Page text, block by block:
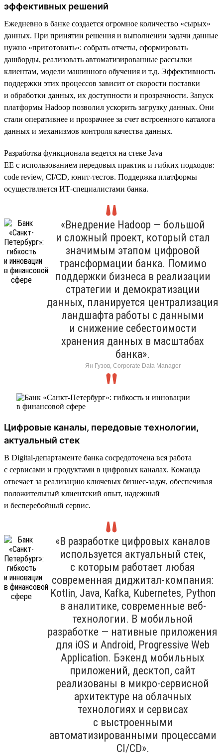
эффективных решений
Ежедневно в банке создается огромное количество «сырых»
данных. При принятии решения и выполнении задачи данные
нужно «приготовить»: собрать отчеты, сформировать
дашборды, реализовать автоматизированные рассылки
клиентам, модели машинного обучения и т.д. Эффективность
поддержки этих процессов зависит от скорости поставки
и обработки данных, их доступности и прозрачности. Запуск
платформы Hadoop позволил ускорить загрузку данных. Они
стали оперативнее и прозрачнее за счет встроенного каталога
данных и механизмов контроля качества данных.
Разработка функционала ведется на стеке Java
EE с использованием передовых практик и гибких подходов:
code review, CI/CD, юнит-тестов. Поддержка платформы
осуществляется ИТ-специалистами банка.
«Внедрение Hadoop — большой
и сложный проект, который стал
значимым этапом цифровой
трансформации банка. Помимо
поддержки бизнеса в реализации
стратегии и демократизации
данных, планируется централизация
ландшафта работы с данными
и снижение себестоимости
хранения данных в масштабах
банка».
Ян Гузов, Corporate Data Manager
Цифровые каналы, передовые технологии,
актуальный стек
В Digital-департаменте банка сосредоточена вся работа
с сервисами и продуктами в цифровых каналах. Команда
отвечает за реализацию ключевых бизнес-задач, обеспечивая
положительный клиентский опыт, надежный
и бесперебойный сервис.
«В разработке цифровых каналов
используется актуальный стек,
с которым работает любая
современная диджитал-компания:
Kotlin, Java, Kafka, Kubernetes, Python
в аналитике, современные веб-
технологии. В мобильной
разработке — нативные приложения
для iOS и Android, Progressive Web
Application. Бэкенд мобильных
приложений, десктоп, сайт
реализованы в микро-сервисной
архитектуре на облачных
технологиях и сервисах
с выстроенными
автоматизированными процессами
CI/CD».